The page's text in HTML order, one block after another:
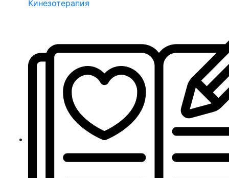
Кинезотерапия